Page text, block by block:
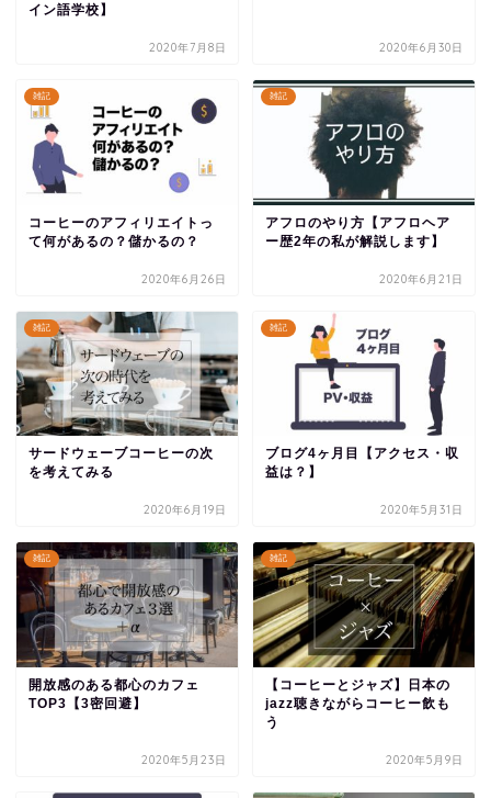
イン語学校】
2020年7月8日 2020年6月30日
雑記
コーヒーのアフィリエイトっ
て何があるの？儲かるの？
2020年6月26日
雑記
アフロのやり方【アフロヘア
ー歴2年の私が解説します】
2020年6月21日
雑記
サードウェーブコーヒーの次
を考えてみる
2020年6月19日
雑記
ブログ4ヶ月目【アクセス・収
益は？】
2020年5月31日
雑記
開放感のある都心のカフェ
TOP3【3密回避】
2020年5月23日
雑記
【コーヒーとジャズ】日本の
jazz聴きながらコーヒー飲も
う
2020年5月9日